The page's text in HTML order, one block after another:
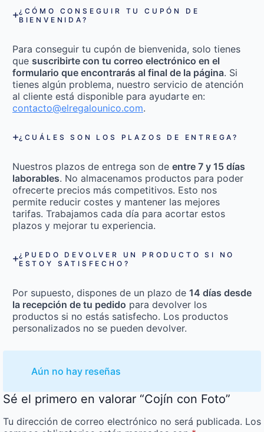
¿CÓMO CONSEGUIR TU CUPÓN DE
BIENVENIDA?
Para conseguir tu cupón de bienvenida, solo tienes
que suscribirte con tu correo electrónico en el
formulario que encontrarás al final de la página. Si
tienes algún problema, nuestro servicio de atención
al cliente está disponible para ayudarte en:
contacto@elregalounico.com.
¿CUÁLES SON LOS PLAZOS DE ENTREGA?
Nuestros plazos de entrega son de entre 7 y 15 días
laborables. No almacenamos productos para poder
ofrecerte precios más competitivos. Esto nos
permite reducir costes y mantener las mejores
tarifas. Trabajamos cada día para acortar estos
plazos y mejorar tu experiencia.
¿PUEDO DEVOLVER UN PRODUCTO SI NO
ESTOY SATISFECHO?
Por supuesto, dispones de un plazo de 14 días desde
la recepción de tu pedido para devolver los
productos si no estás satisfecho. Los productos
personalizados no se pueden devolver.
Aún no hay reseñas
Sé el primero en valorar “Cojín con Foto”
Tu dirección de correo electrónico no será publicada. Los